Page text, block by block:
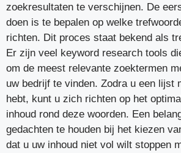
zoekresultaten te verschijnen. De
doen is te bepalen op welke
richten. Dit proces staat bekend als
Er zijn veel keyword research tools
om de meest relevante zoektermen
uw bedrijf te vinden. Zodra u een lijst
hebt, kunt u zich richten op het
inhoud rond deze woorden. Een
gedachten te houden bij het kiezen
dat u uw inhoud niet vol wilt stoppen